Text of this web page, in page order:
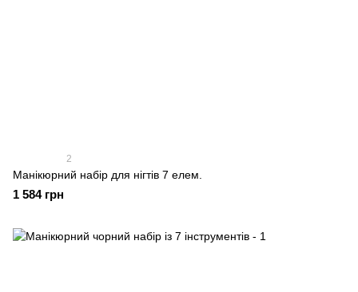
2
Манікюрний набір для нігтів 7 елем.
1 584 грн